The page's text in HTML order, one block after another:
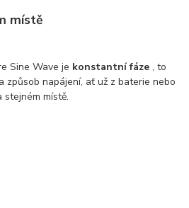
místě
Sine Wave je konstantní fáze , to
způsob napájení, ať už z baterie nebo
stejném místě.